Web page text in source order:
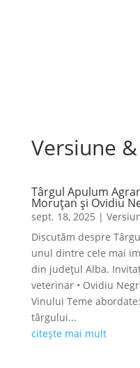
Versiune
Târgul Apulum
Moruțan și Ovidiu
sept. 18, 2025 |
Discutăm despre
unul dintre cele mai
din județul Alba.
veterinar • Ovidiu
Vinului Teme
târgului...
citește mai mult